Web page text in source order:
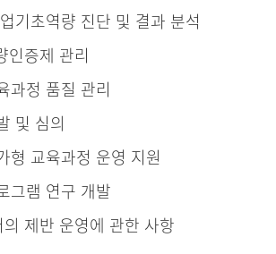
기초역량 진단 및 결과 분석
인증제 관리
과정 품질 관리
및 심의
형 교육과정 운영 지원
그램 연구 개발
제반 운영에 관한 사항